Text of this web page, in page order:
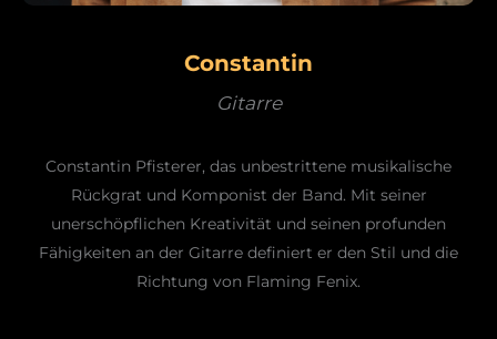
Constantin
Gitarre
Constantin Pfisterer, das unbestrittene musikalische
Rückgrat und Komponist der Band. Mit seiner
unerschöpflichen Kreativität und seinen profunden
Fähigkeiten an der Gitarre definiert er den Stil und die
Richtung von Flaming Fenix.